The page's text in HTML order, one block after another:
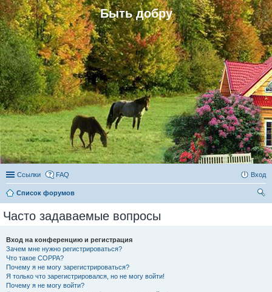
Быть добру
Ссылки FAQ Вход
Список форумов
Часто задаваемые вопросы
Вход на конференцию и регистрация
Зачем мне нужно регистрироваться?
Что такое COPPA?
Почему я не могу зарегистрироваться?
Я только что зарегистрировался, но не могу войти!
Почему я не могу войти?